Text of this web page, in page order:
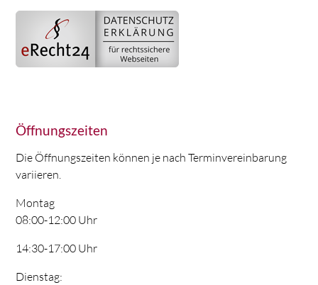
Öffnungszeiten
Die Öffnungszeiten können je nach Terminvereinbarung
variieren.
Montag
08:00-12:00 Uhr
14:30-17:00 Uhr
Dienstag: